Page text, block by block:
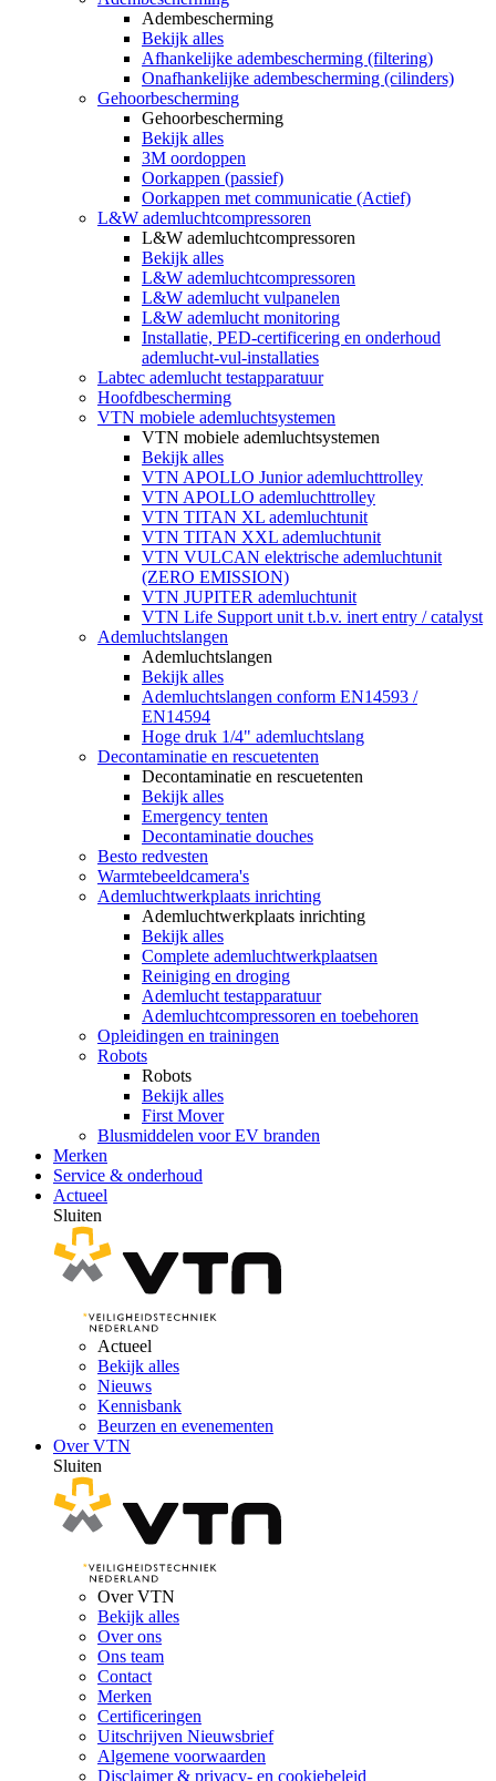
Adembescherming
Bekijk alles
Afhankelijke adembescherming (filtering)
Onafhankelijke adembescherming (cilinders)
Gehoorbescherming
Gehoorbescherming
Bekijk alles
3M oordoppen
Oorkappen (passief)
Oorkappen met communicatie (Actief)
L&W ademluchtcompressoren
L&W ademluchtcompressoren
Bekijk alles
L&W ademluchtcompressoren
L&W ademlucht vulpanelen
L&W ademlucht monitoring
Installatie, PED-certificering en onderhoud
ademlucht-vul-installaties
Labtec ademlucht testapparatuur
Hoofdbescherming
VTN mobiele ademluchtsystemen
VTN mobiele ademluchtsystemen
Bekijk alles
VTN APOLLO Junior ademluchttrolley
VTN APOLLO ademluchttrolley
VTN TITAN XL ademluchtunit
VTN TITAN XXL ademluchtunit
VTN VULCAN elektrische ademluchtunit
(ZERO EMISSION)
VTN JUPITER ademluchtunit
VTN Life Support unit t.b.v. inert entry / catalyst
Ademluchtslangen
Ademluchtslangen
Bekijk alles
Ademluchtslangen conform EN14593 /
EN14594
Hoge druk 1/4" ademluchtslang
Decontaminatie en rescuetenten
Decontaminatie en rescuetenten
Bekijk alles
Emergency tenten
Decontaminatie douches
Besto redvesten
Warmtebeeldcamera's
Ademluchtwerkplaats inrichting
Ademluchtwerkplaats inrichting
Bekijk alles
Complete ademluchtwerkplaatsen
Reiniging en droging
Ademlucht testapparatuur
Ademluchtcompressoren en toebehoren
Opleidingen en trainingen
Robots
Robots
Bekijk alles
First Mover
Blusmiddelen voor EV branden
Merken
Service & onderhoud
Actueel
Sluiten
Actueel
Bekijk alles
Nieuws
Kennisbank
Beurzen en evenementen
Over VTN
Sluiten
Over VTN
Bekijk alles
Over ons
Ons team
Contact
Merken
Certificeringen
Uitschrijven Nieuwsbrief
Algemene voorwaarden
Disclaimer & privacy- en cookiebeleid